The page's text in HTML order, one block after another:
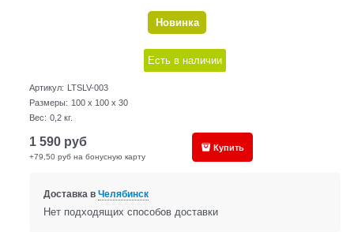
Новинка
Есть в наличии
Артикул: LTSLV-003
Размеры: 100 x 100 x 30
Вес: 0,2 кг.
1 590 руб
+79,50 руб на бонусную карту
Купить
Доставка в Челябинск
Нет подходящих способов доставки